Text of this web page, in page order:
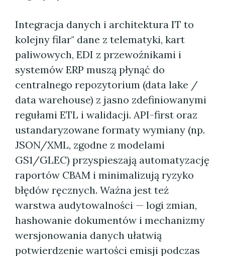
Integracja danych i architektura IT to
kolejny filar" dane z telematyki, kart
paliwowych, EDI z przewoźnikami i
systemów ERP muszą płynąć do
centralnego repozytorium (data lake /
data warehouse) z jasno zdefiniowanymi
regułami ETL i walidacji. API-first oraz
ustandaryzowane formaty wymiany (np.
JSON/XML, zgodne z modelami
GS1/GLEC) przyspieszają automatyzację
raportów CBAM i minimalizują ryzyko
błędów ręcznych. Ważna jest też
warstwa audytowalności — logi zmian,
hashowanie dokumentów i mechanizmy
wersjonowania danych ułatwią
potwierdzenie wartości emisji podczas